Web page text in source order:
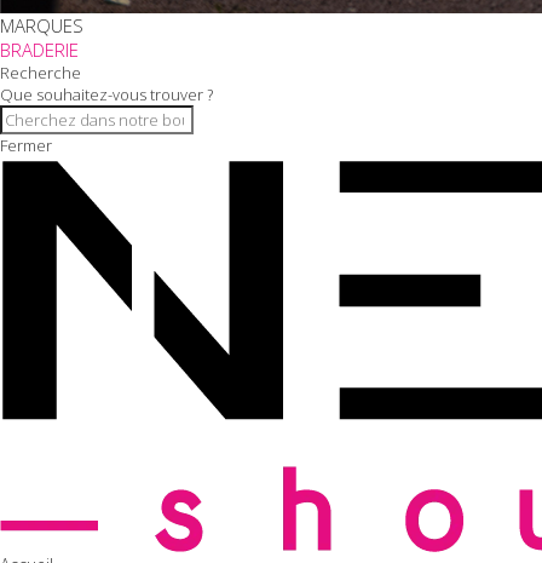
MARQUES
BRADERIE
Recherche
Que souhaitez-vous trouver ?
Fermer